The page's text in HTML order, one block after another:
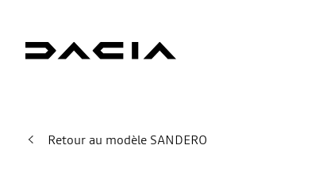
Retour au modèle SANDERO